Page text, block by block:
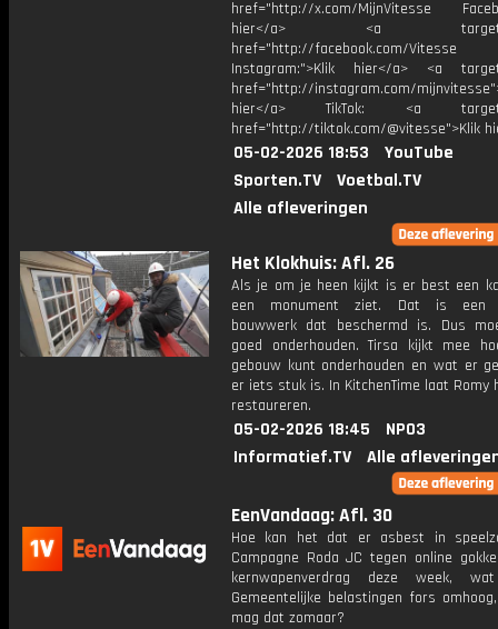
href="http://x.com/MijnVitesse
hier</a> <a
href="http://facebook.com/Vitesse
Instagram:">Klik hier</a> <a
href="http://instagram.com/
hier</a> TikTok: <a
href="http://tiktok.com/@vitesse">Klik
05-02-2026 18:53
YouTube
Sporten.TV
Voetbal.TV
Alle afleveringen
Het Klokhuis: Afl. 26
Als je om je heen kijkt is er best een
een monument ziet. Dat is een
bouwwerk dat beschermd is. Dus
goed onderhouden. Tirsa kijkt mee
gebouw kunt onderhouden en wat er
er iets stuk is. In KitchenTime laat Romy
restaureren.
05-02-2026 18:45
NPO3
Informatief.TV
Alle
EenVandaag: Afl. 30
Hoe kan het dat er asbest in
Campagne Roda JC tegen online
kernwapenverdrag deze week,
Gemeentelijke belastingen fors
mag dat zomaar?